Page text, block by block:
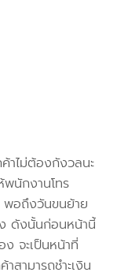
าไม่ต้องกังวลนะ
พนักงานโทร
พอถึงวันขนย้าย
ดังนั้นก่อนหน้านี้
จะเป็นหน้าที่
สามารถชำะเงิน